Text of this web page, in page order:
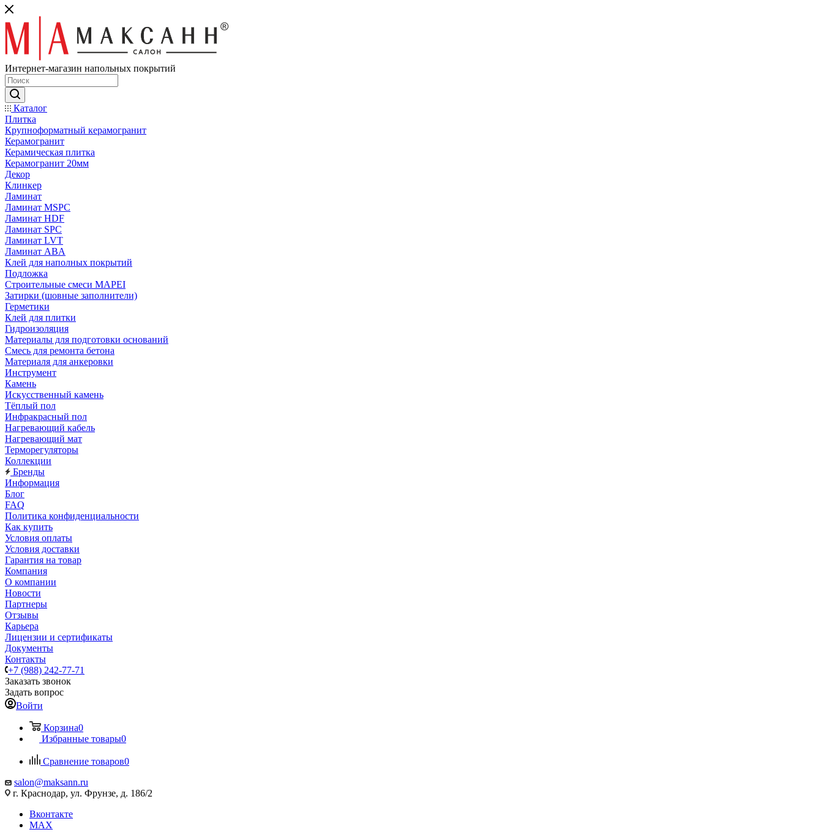
Интернет-магазин напольных покрытий
Каталог
Плитка
Крупноформатный керамогранит
Керамогранит
Керамическая плитка
Керамогранит 20мм
Декор
Клинкер
Ламинат
Ламинат MSPC
Ламинат HDF
Ламинат SPC
Ламинат LVT
Ламинат ABA
Клей для наполных покрытий
Подложка
Строительные смеси MAPEI
Затирки (шовные заполнители)
Герметики
Клей для плитки
Гидроизоляция
Материалы для подготовки оснований
Смесь для ремонта бетона
Материаля для анкеровки
Инструмент
Камень
Искусственный камень
Тёплый пол
Инфракрасный пол
Нагревающий кабель
Нагревающий мат
Терморегуляторы
Коллекции
Бренды
Информация
Блог
FAQ
Политика конфиденциальности
Как купить
Условия оплаты
Условия доставки
Гарантия на товар
Компания
О компании
Новости
Партнеры
Отзывы
Карьера
Лицензии и сертификаты
Документы
Контакты
+7 (988) 242-77-71
Заказать звонок
Задать вопрос
Войти
Корзина0
Избранные товары0
Сравнение товаров0
salon@maksann.ru
г. Краснодар, ул. Фрунзе, д. 186/2
Вконтакте
MAX